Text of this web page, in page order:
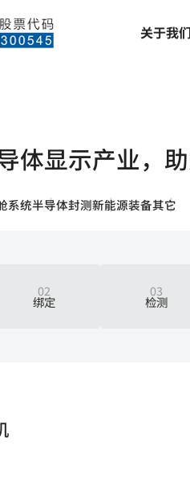
关于我们
体显示产业，
系统半导体封测新能源装备其它
02
绑定
03
检测